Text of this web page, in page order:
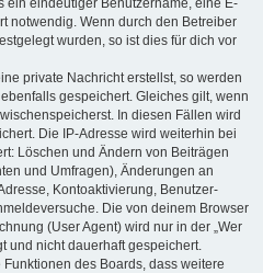
ein eindeutiger Benutzername, eine E-
notwendig. Wenn durch den Betreiber
wurden, so ist dies für dich vor
private Nachricht erstellst, so werden
gespeichert. Gleiches gilt, wenn
In diesen Fällen wird
Die IP-Adresse wird weiterhin bei
Löschen und Ändern von Beiträgen
und Umfragen), Änderungen an
Kontoaktivierung, Benutzer-
Die von deinem Browser
(User Agent) wird nur in der „Wer
und nicht dauerhaft gespeichert.
des Boards, dass weitere